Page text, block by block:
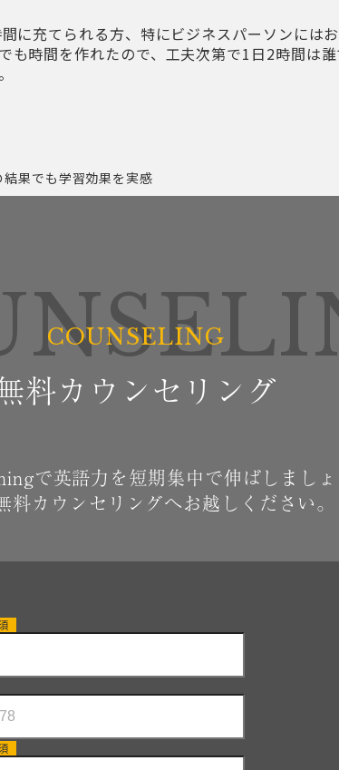
に充てられる方、特にビジネスパーソンには
も時間を作れたので、工夫次第で1日2時間は
果でも学習効果を実感
料カウンセリング
で英語力を短期集中で伸ばしましょ
料カウンセリングへお越しください。